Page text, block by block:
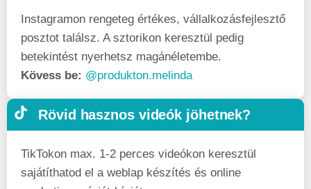
Instagramon rengeteg értékes, vállalkozásfej­lesztő
posztot találsz. A sztorikon keresztül pedig
betekintést nyerhetsz magánéletembe.
Kövess be: @produkton.melinda
Rövid hasznos videók jöhetnek?
TikTokon max. 1-2 perces videókon keresztül
sajátíthatod el a weblap készítés és online